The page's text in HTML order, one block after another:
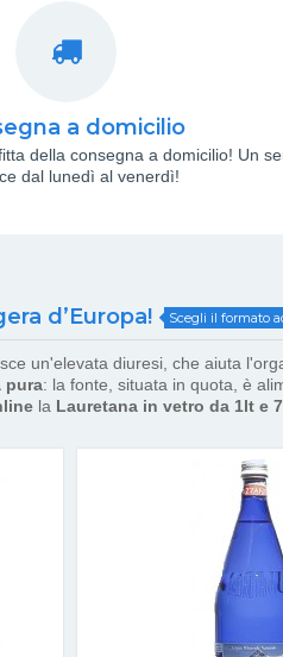
a domicilio
della consegna a domicilio! Un
dal lunedì al venerdì!
d’Europa! Scegli il formato
un'elevata diuresi, che aiuta
pura: la fonte, situata in quota, è
la Lauretana in vetro da 1lt e